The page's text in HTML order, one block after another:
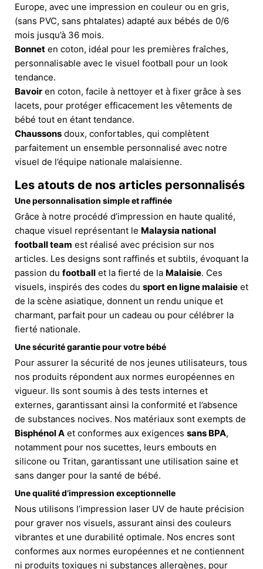
Europe, avec une impression en couleur ou en gris,
(sans PVC, sans phtalates) adapté aux bébés de 0/6
mois jusqu’à 36 mois.
Bonnet en coton, idéal pour les premières fraîches,
personnalisable avec le visuel football pour un look
tendance.
Bavoir en coton, facile à nettoyer et à fixer grâce à ses
lacets, pour protéger efficacement les vêtements de
bébé tout en étant tendance.
Chaussons doux, confortables, qui complètent
parfaitement un ensemble personnalisé avec notre
visuel de l’équipe nationale malaisienne.
Les atouts de nos articles personnalisés
Une personnalisation simple et raffinée
Grâce à notre procédé d’impression en haute qualité,
chaque visuel représentant le Malaysia national
football team est réalisé avec précision sur nos
articles. Les designs sont raffinés et subtils, évoquant la
passion du football et la fierté de la Malaisie. Ces
visuels, inspirés des codes du sport en ligne malaisie et
de la scène asiatique, donnent un rendu unique et
charmant, parfait pour un cadeau ou pour célébrer la
fierté nationale.
Une sécurité garantie pour votre bébé
Pour assurer la sécurité de nos jeunes utilisateurs, tous
nos produits répondent aux normes européennes en
vigueur. Ils sont soumis à des tests internes et
externes, garantissant ainsi la conformité et l’absence
de substances nocives. Nos matériaux sont exempts de
Bisphénol A et conformes aux exigences sans BPA,
notamment pour nos sucettes, leurs embouts en
silicone ou Tritan, garantissant une utilisation saine et
sans danger pour la santé de bébé.
Une qualité d’impression exceptionnelle
Nous utilisons l’impression laser UV de haute précision
pour graver nos visuels, assurant ainsi des couleurs
vibrantes et une durabilité optimale. Nos encres sont
conformes aux normes européennes et ne contiennent
ni produits toxiques ni substances allergènes, pour